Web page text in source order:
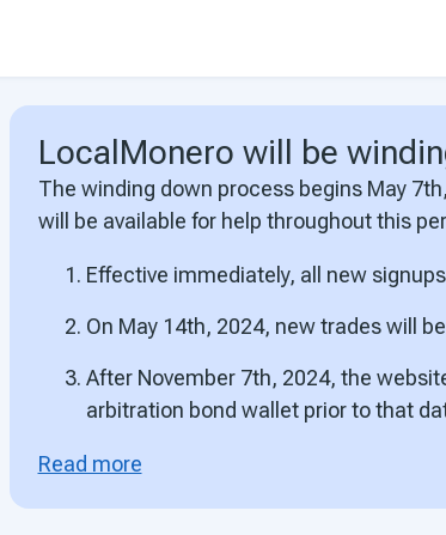
LocalMonero will be
The winding down process begins May
will be available for help throughout this
Effective immediately, all new
On May 14th, 2024, new trades will
After November 7th, 2024, the
arbitration bond wallet prior to that
Read more